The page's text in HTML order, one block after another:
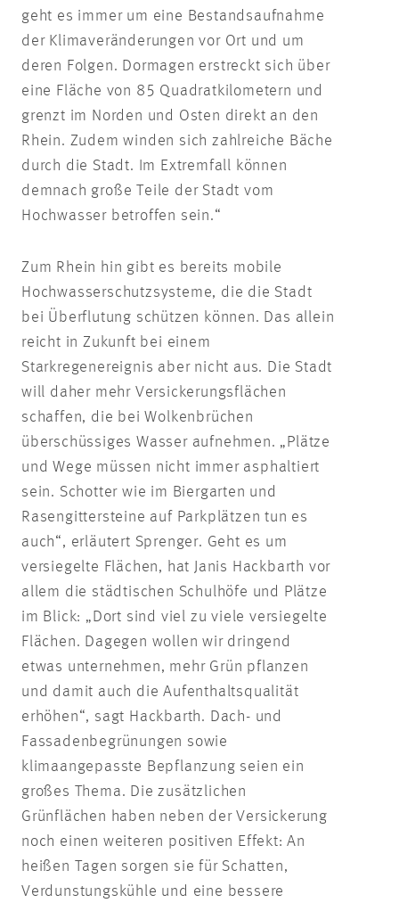
geht es immer um eine Bestandsaufnahme
der Klimaveränderungen vor Ort und um
deren Folgen. Dormagen erstreckt sich über
eine Fläche von 85 Quadratkilometern und
grenzt im Norden und Osten direkt an den
Rhein. Zudem winden sich zahlreiche Bäche
durch die Stadt. Im Extremfall können
demnach große Teile der Stadt vom
Hochwasser betroffen sein.“
Zum Rhein hin gibt es bereits mobile
Hochwasserschutzsysteme, die die Stadt
bei Überflutung schützen können. Das allein
reicht in Zukunft bei einem
Starkregenereignis aber nicht aus. Die Stadt
will daher mehr Versickerungsflächen
schaffen, die bei Wolkenbrüchen
überschüssiges Wasser aufnehmen. „Plätze
und Wege müssen nicht immer asphaltiert
sein. Schotter wie im Biergarten und
Rasengittersteine auf Parkplätzen tun es
auch“, erläutert Sprenger. Geht es um
versiegelte Flächen, hat Janis Hackbarth vor
allem die städtischen Schulhöfe und Plätze
im Blick: „Dort sind viel zu viele versiegelte
Flächen. Dagegen wollen wir dringend
etwas unternehmen, mehr Grün pflanzen
und damit auch die Aufenthaltsqualität
erhöhen“, sagt Hackbarth. Dach- und
Fassadenbegrünungen sowie
klimaangepasste Bepflanzung seien ein
großes Thema. Die zusätzlichen
Grünflächen haben neben der Versickerung
noch einen weiteren positiven Effekt: An
heißen Tagen sorgen sie für Schatten,
Verdunstungskühle und eine bessere